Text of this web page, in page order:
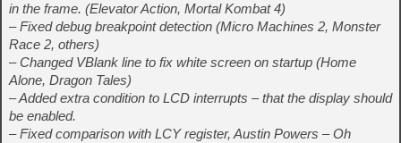
in the frame. (Elevator Action, Mortal Kombat 4)
– Fixed debug breakpoint detection (Micro Machines 2, Monster
Race 2, others)
– Changed VBlank line to fix white screen on startup (Home
Alone, Dragon Tales)
– Added extra condition to LCD interrupts – that the display should
be enabled.
– Fixed comparison with LCY register, Austin Powers – Oh